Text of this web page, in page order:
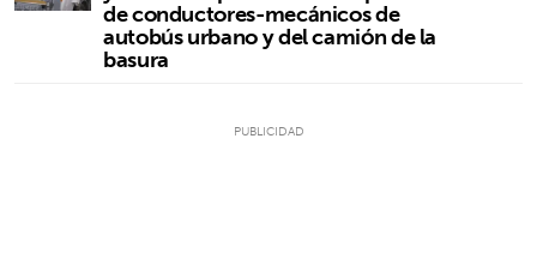
de conductores-mecánicos de
autobús urbano y del camión de la
basura